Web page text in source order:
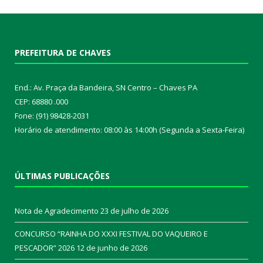
PREFEITURA DE CHAVES
End.: Av. Praça da Bandeira, SN Centro – Chaves PA
CEP: 68880 .000
Fone: (91) 98428-2031
Horário de atendimento: 08:00 às 14:00h (Segunda a Sexta-Feira)
ÚLTIMAS PUBLICAÇÕES
Nota de Agradecimento 23 de julho de 2026
CONCURSO “RAINHA DO XXXI FESTIVAL DO VAQUEIRO E
PESCADOR” 2026 12 de junho de 2026